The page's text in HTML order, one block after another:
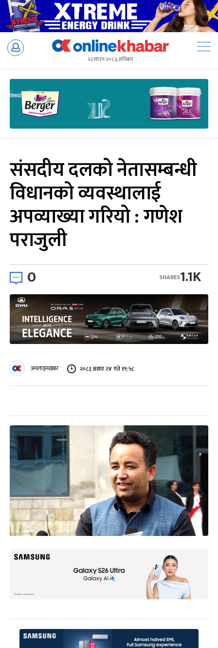
Skip
२३ साउन २०८३, शनिबार
संसदीय दलको नेतासम्बन्धी
विधानको व्यवस्थालाई
अपव्याख्या गरियो : गणेश
पराजुली
0 1.1K
SHARES
अनलाइनखबर २०८३ असार २४ गते १९:५८